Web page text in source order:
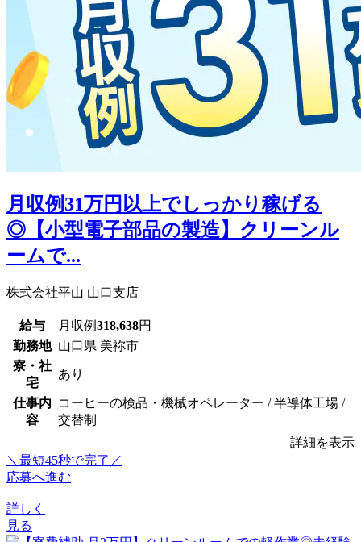
月収例31万円以上でしっかり稼げる
◎【小型電子部品の製造】クリーンル
ームで...
株式会社平山 山口支店
給与 月収例318,638円
勤務地 山口県 美祢市
寮・社
宅
あり
仕事内
容
コーヒーの検品・機械オペレーター / 半導体工場 /
交替制
詳細を表示
＼最短45秒で完了／
応募へ進む
詳しく
見る